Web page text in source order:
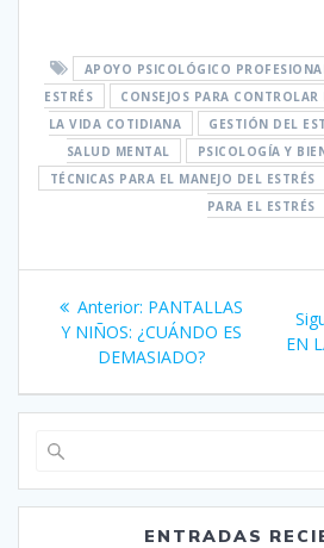
APOYO PSICOLÓGICO
ESTRÉS
CONSEJOS PARA CONTROLAR
LA VIDA COTIDIANA
GESTIÓN DEL
SALUD MENTAL
PSICOLOGÍA Y
TÉCNICAS PARA EL MANEJO DEL ESTRÉS
PARA EL ESTRÉS
Navegación
de
entradas
Anterior: Entrada
anterior:
PANTALLAS
Y NIÑOS: ¿CUÁNDO ES
DEMASIADO?
EN
ENTRADAS